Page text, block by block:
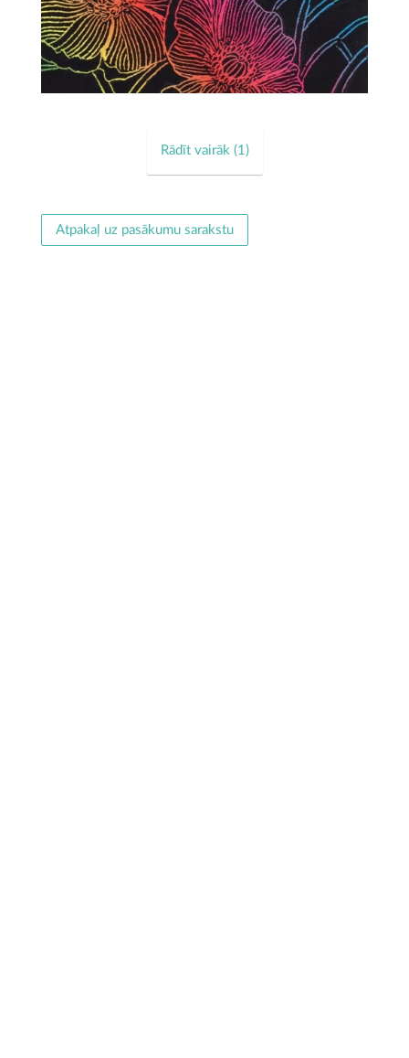
Rādīt vairāk (1 )
Atpakaļ uz pasākumu sarakstu